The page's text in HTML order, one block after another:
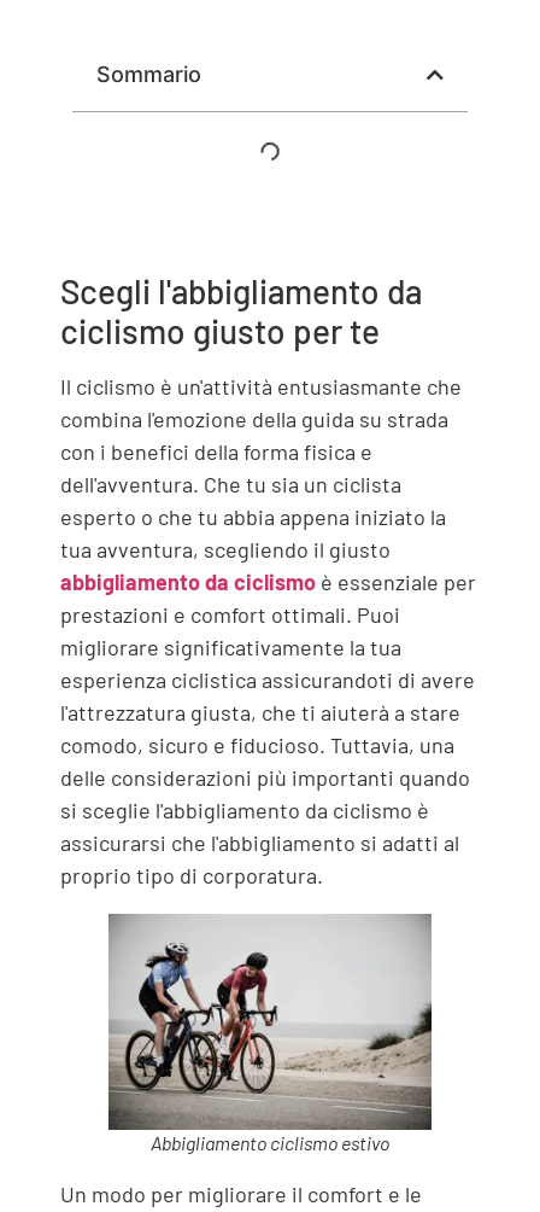
Sommario
Scegli l'abbigliamento da
ciclismo giusto per te
Il ciclismo è un'attività entusiasmante che
combina l'emozione della guida su strada
con i benefici della forma fisica e
dell'avventura. Che tu sia un ciclista
esperto o che tu abbia appena iniziato la
tua avventura, scegliendo il giusto
abbigliamento da ciclismo è essenziale per
prestazioni e comfort ottimali. Puoi
migliorare significativamente la tua
esperienza ciclistica assicurandoti di avere
l'attrezzatura giusta, che ti aiuterà a stare
comodo, sicuro e fiducioso. Tuttavia, una
delle considerazioni più importanti quando
si sceglie l'abbigliamento da ciclismo è
assicurarsi che l'abbigliamento si adatti al
proprio tipo di corporatura.
Abbigliamento ciclismo estivo
Un modo per migliorare il comfort e le